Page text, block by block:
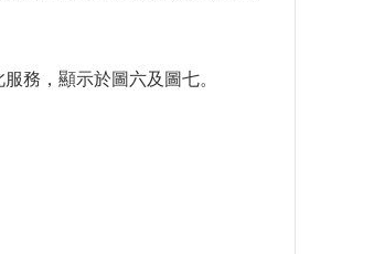
務，顯示於圖六及圖七。